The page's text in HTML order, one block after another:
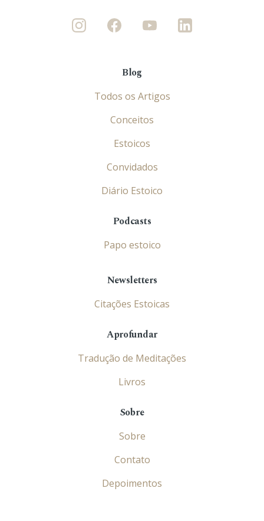
Blog
Todos os Artigos
Conceitos
Estoicos
Convidados
Diário Estoico
Podcasts
Papo estoico
Newsletters
Citações Estoicas
Aprofundar
Tradução de Meditações
Livros
Sobre
Sobre
Contato
Depoimentos